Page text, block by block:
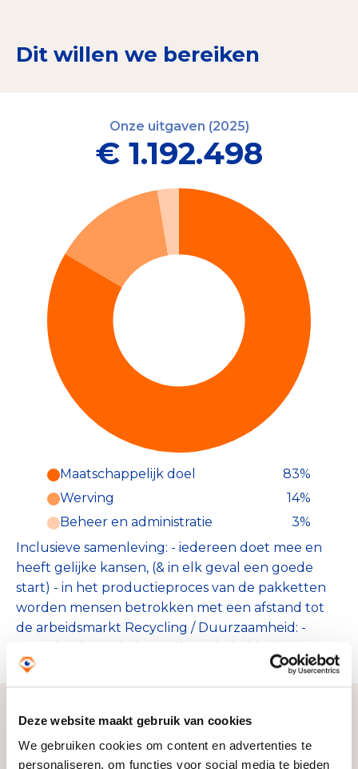
Deze website maakt gebruik van cookies
We gebruiken cookies om content en advertenties te
personaliseren, om functies voor social media te bieden
Dit willen we bereiken
Onze uitgaven (2025)
€ 1.192.498
Maatschappelijk doel
83%
Werving
14%
Beheer en administratie
3%
Inclusieve samenleving: - iedereen doet mee en
heeft gelijke kansen, (& in elk geval een goede
start) - in het productieproces van de pakketten
worden mensen betrokken met een afstand tot
de arbeidsmarkt Recycling / Duurzaamheid: -
hergebruik van babyspullen & babykleding
Zo bereiken we ons doel